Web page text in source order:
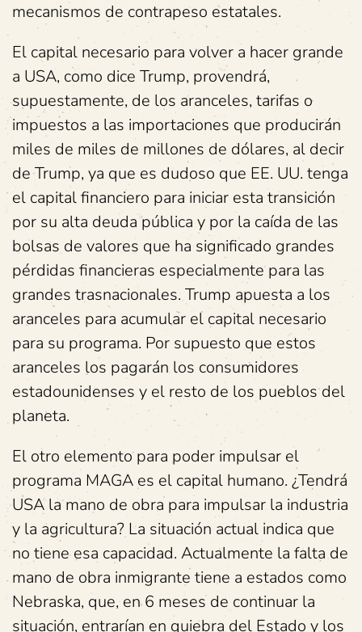
mecanismos de contrapeso estatales.
El capital necesario para volver a hacer grande
a USA, como dice Trump, provendrá,
supuestamente, de los aranceles, tarifas o
impuestos a las importaciones que producirán
miles de miles de millones de dólares, al decir
de Trump, ya que es dudoso que EE. UU. tenga
el capital financiero para iniciar esta transición
por su alta deuda pública y por la caída de las
bolsas de valores que ha significado grandes
pérdidas financieras especialmente para las
grandes trasnacionales. Trump apuesta a los
aranceles para acumular el capital necesario
para su programa. Por supuesto que estos
aranceles los pagarán los consumidores
estadounidenses y el resto de los pueblos del
planeta.
El otro elemento para poder impulsar el
programa MAGA es el capital humano. ¿Tendrá
USA la mano de obra para impulsar la industria
y la agricultura? La situación actual indica que
no tiene esa capacidad. Actualmente la falta de
mano de obra inmigrante tiene a estados como
Nebraska, que, en 6 meses de continuar la
situación, entrarían en quiebra del Estado y los